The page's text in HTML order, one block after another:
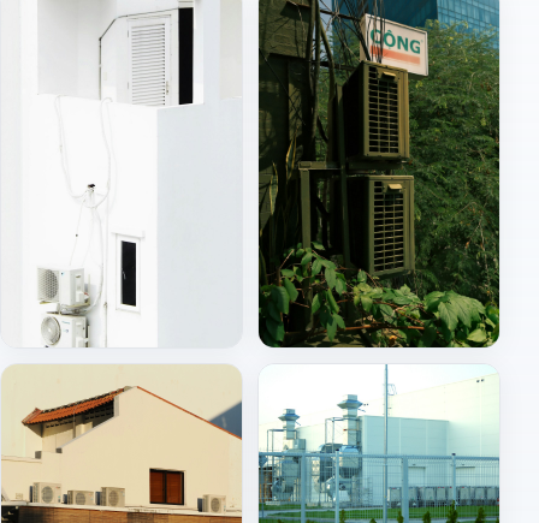
İç ünite (split) Dış ünite montajı